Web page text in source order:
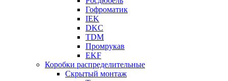
Гофроматик
IEK
DKC
TDM
Промрукав
EKF
Коробки распределительные
Скрытый монтаж